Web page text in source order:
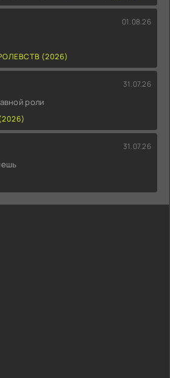
01.08.26
(2026)
31.07.26
роли
31.07.26